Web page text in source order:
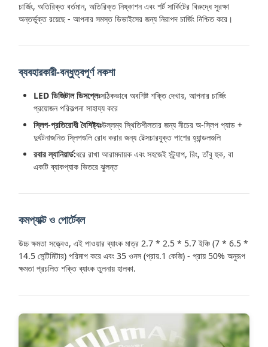
চার্জিং, অতিরিক্ত বর্তমান, অতিরিক্ত নিষ্কাশন এবং শর্ট সার্কিটের বিরুদ্ধে সুরক্ষা
অন্তর্ভুক্ত রয়েছে - আপনার সমস্ত ডিভাইসের জন্য নিরাপদ চার্জিং নিশ্চিত করে।
ব্যবহারকারী-বন্ধুত্বপূর্ণ নকশা
LED ডিজিটাল ডিসপ্লেঃসঠিকভাবে অবশিষ্ট শক্তি দেখায়, আপনার চার্জিং
প্রয়োজন পরিকল্পনা সাহায্য করে
স্লিপ-প্রতিরোধী বৈশিষ্ট্যঃউল্লম্ব স্থিতিশীলতার জন্য নীচের অ-স্লিপ প্যাড +
দুর্ঘটনাজনিত স্লিপগুলি রোধ করার জন্য টেক্সচারযুক্ত পাশের হ্যান্ডলগুলি
রবার ল্যানিয়ার্ড:ধরে রাখা আরামদায়ক এবং সহজেই স্ট্র্যাপ, রিং, তাঁবু হুক, বা
একটি ব্যাকপ্যাক ভিতরে ঝুলন্ত
কমপ্যাক্ট ও পোর্টেবল
উচ্চ ক্ষমতা সত্ত্বেও, এই পাওয়ার ব্যাংক মাত্র 2.7 * 2.5 * 5.7 ইঞ্চি (7 * 6.5 *
14.5 সেন্টিমিটার) পরিমাপ করে এবং 35 ওনস (প্রায়.1 কেজি) - প্রায় 50% অনুরূপ
ক্ষমতা প্রচলিত শক্তি ব্যাংক তুলনায় হালকা.